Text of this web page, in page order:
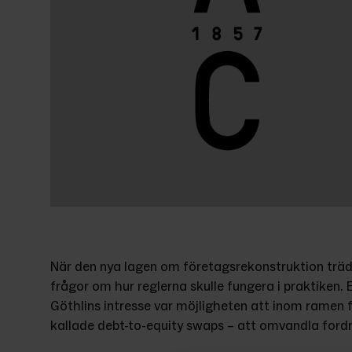
När den nya lagen om företagsrekonstruktion
frågor om hur reglerna skulle fungera i praktiken.
Göthlins intresse var möjligheten att inom
kallade debt-to-equity swaps – att omvandla